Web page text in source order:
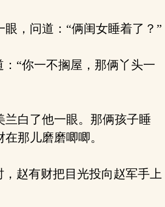
，问道：“俩闺女睡着了？”
“你一不搁屋，那俩丫头一
白了他一眼。那俩孩子睡
那儿磨磨唧唧。
赵有财把目光投向赵军手上